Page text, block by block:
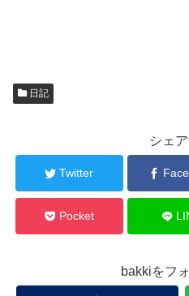
日記
シェ
Twitter
Pocket
bakkiをフ